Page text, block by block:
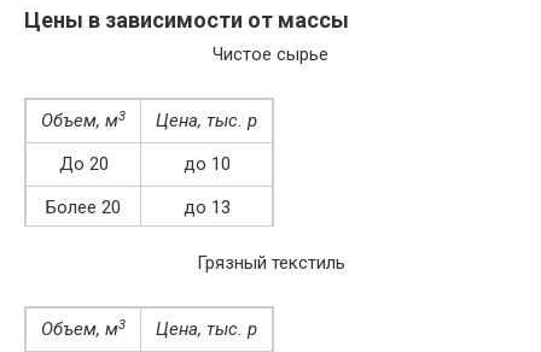
Цены в зависимости от массы
Чистое сырье
Объем, м3
Цена, тыс. р
До 20
до 10
Более 20
до 13
Грязный текстиль
Объем, м3 Цена, тыс. р